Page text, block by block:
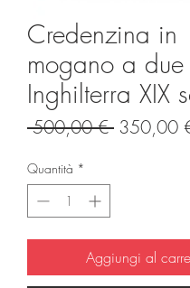
Credenzina in
mogano a due
Inghilterra XIX
500,00 € Prezzo
350,00
Quantità *
Aggiungi al